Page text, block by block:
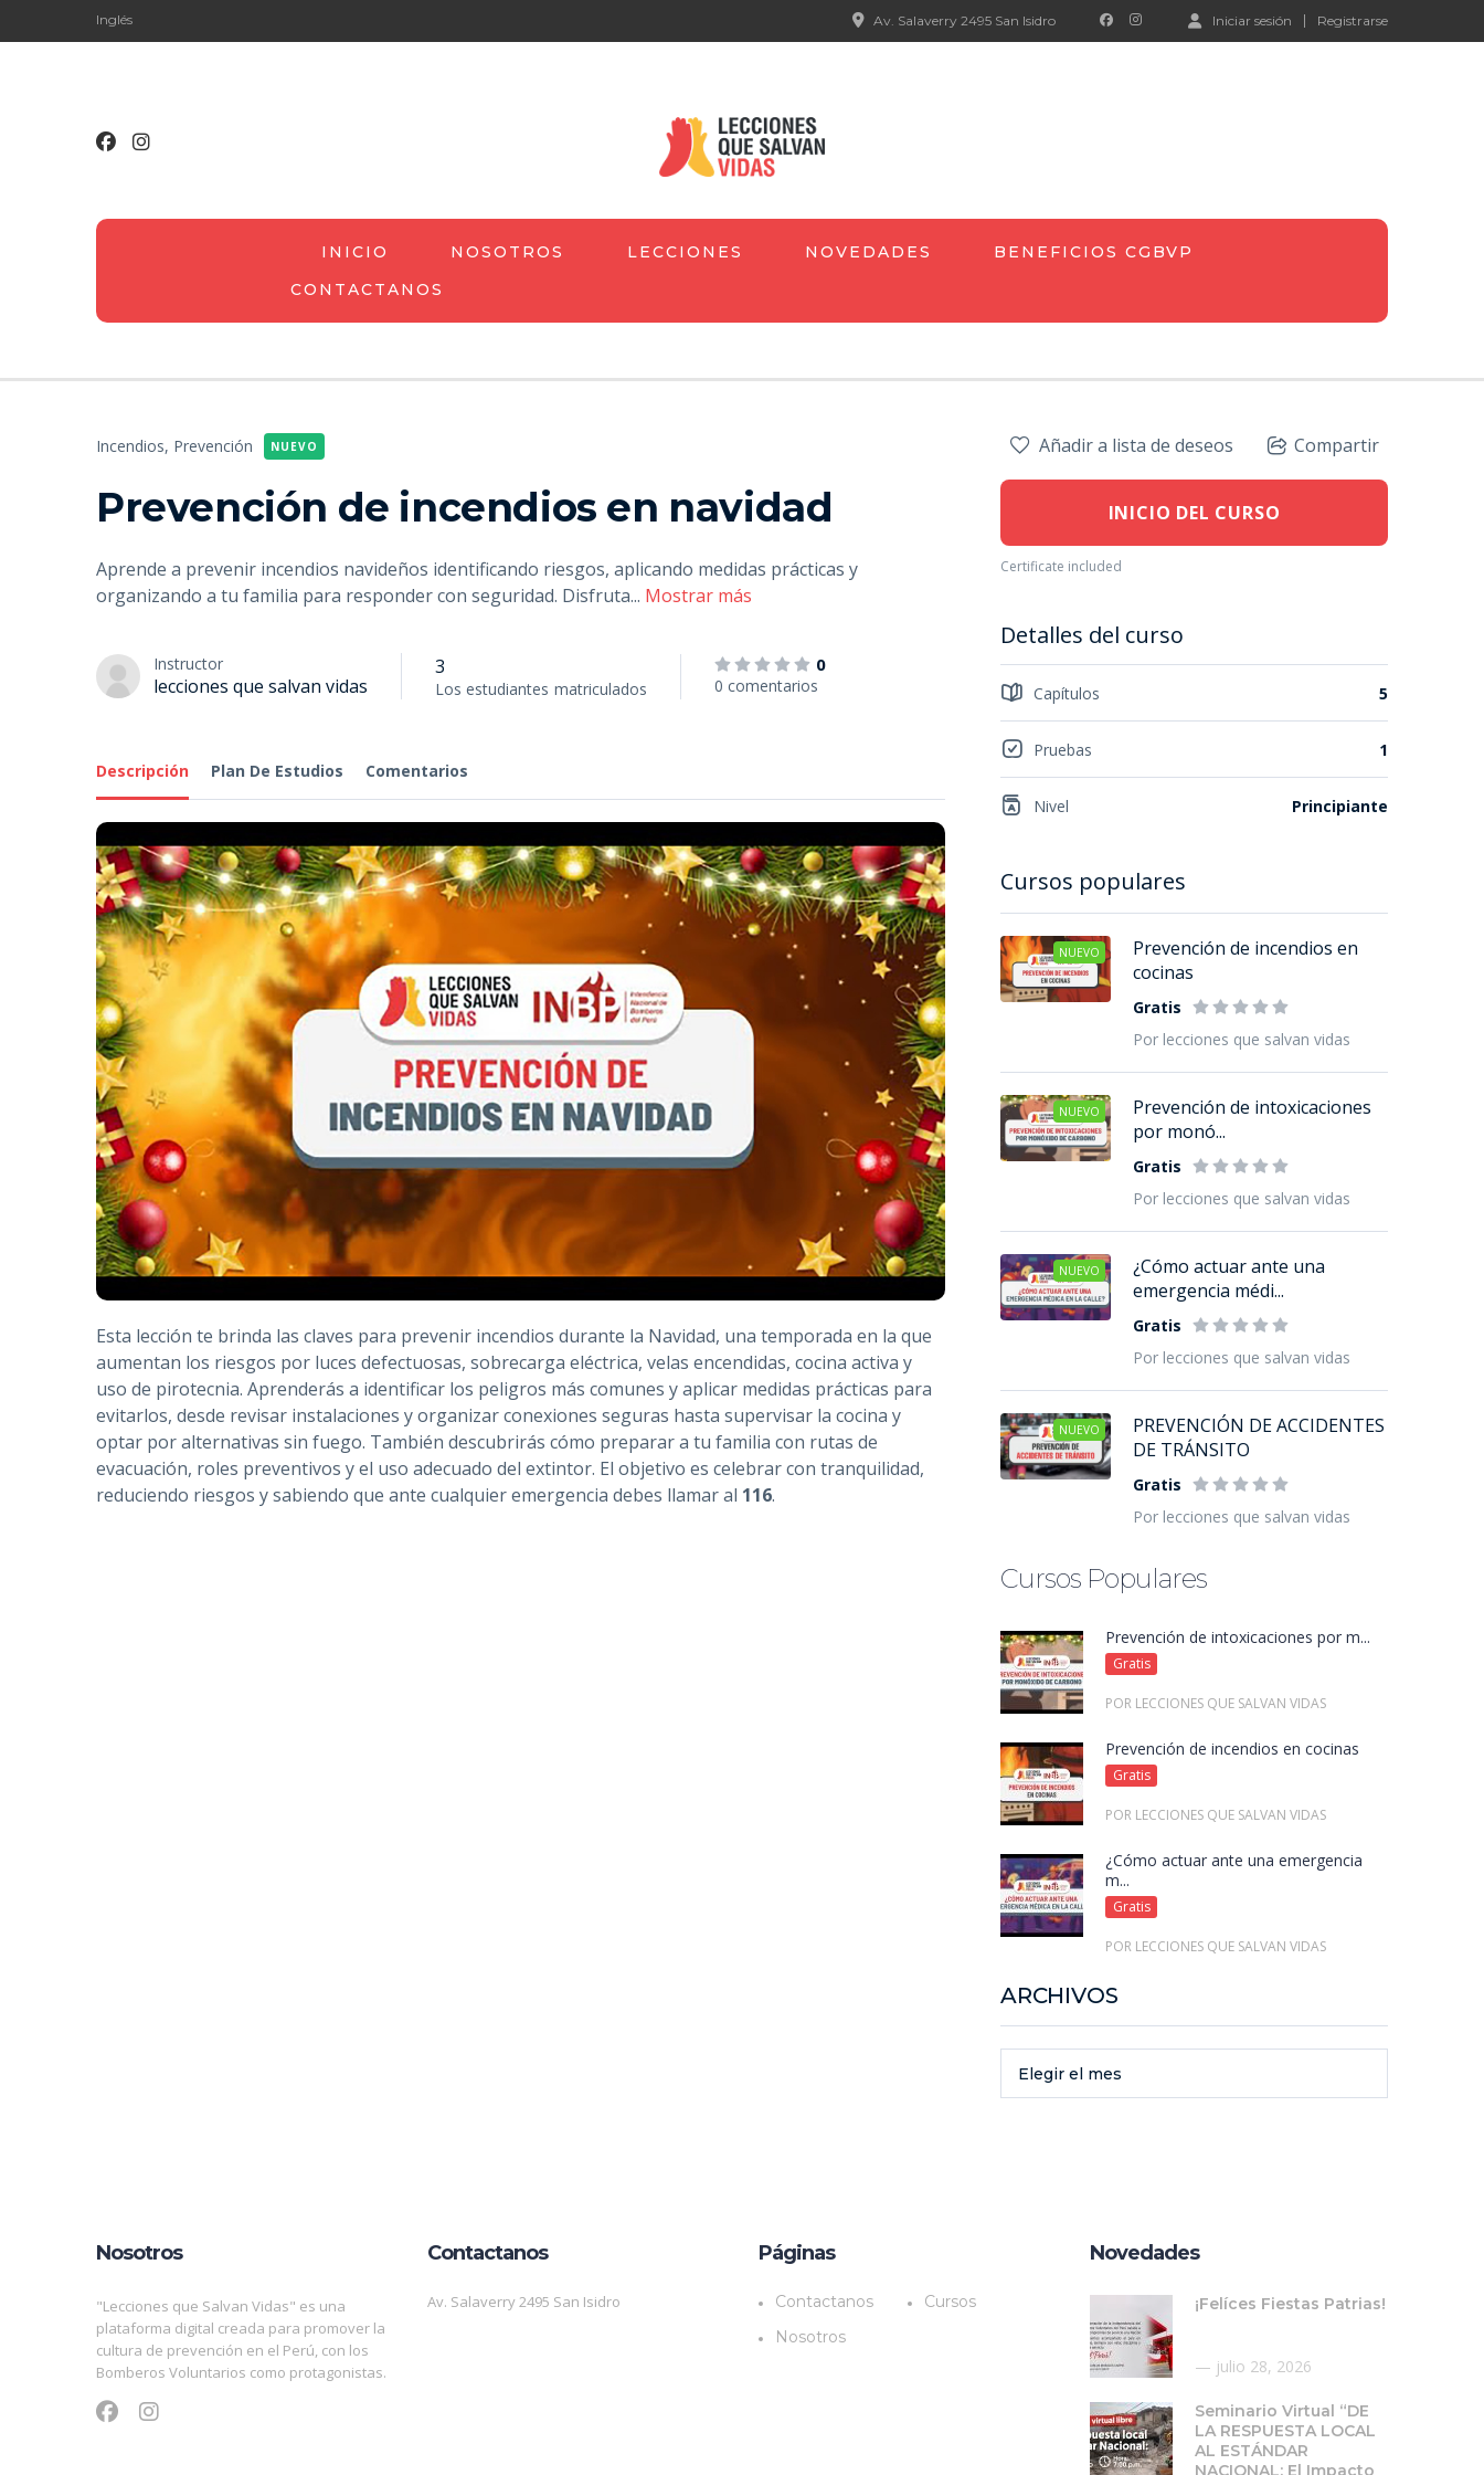
Inglés Iniciar sesión Registrarse
Av. Salaverry 2495 San Isidro
INICIO NOSOTROS LECCIONES NOVEDADES
BENEFICIOS CGBVP
CONTACTANOS
Incendios, Prevención NUEVO
Prevención de incendios en navidad
Aprende a prevenir incendios navideños identificando riesgos, aplicando medidas prácticas y
organizando a tu familia para responder con seguridad. Disfruta... Mostrar más
Instructor
lecciones que salvan vidas
3
Los estudiantes matriculados
0
0 comentarios
Descripción Plan De Estudios Comentarios
Esta lección te brinda las claves para prevenir incendios durante la Navidad, una temporada en la que
aumentan los riesgos por luces defectuosas, sobrecarga eléctrica, velas encendidas, cocina activa y
uso de pirotecnia. Aprenderás a identificar los peligros más comunes y aplicar medidas prácticas para
evitarlos, desde revisar instalaciones y organizar conexiones seguras hasta supervisar la cocina y
optar por alternativas sin fuego. También descubrirás cómo preparar a tu familia con rutas de
evacuación, roles preventivos y el uso adecuado del extintor. El objetivo es celebrar con tranquilidad,
reduciendo riesgos y sabiendo que ante cualquier emergencia debes llamar al 116.
Añadir a lista de deseos Compartir
INICIO DEL CURSO
Certificate included
Detalles del curso
Capítulos 5
Pruebas 1
Nivel Principiante
Cursos populares
NUEVO
Prevención de incendios en
cocinas
Gratis
Por lecciones que salvan vidas
NUEVO
Prevención de intoxicaciones
por monó...
Gratis
Por lecciones que salvan vidas
NUEVO
¿Cómo actuar ante una
emergencia médi...
Gratis
Por lecciones que salvan vidas
NUEVO
PREVENCIÓN DE ACCIDENTES
DE TRÁNSITO
Gratis
Por lecciones que salvan vidas
Cursos Populares
Prevención de intoxicaciones por m...
Gratis
POR LECCIONES QUE SALVAN VIDAS
Prevención de incendios en cocinas
Gratis
POR LECCIONES QUE SALVAN VIDAS
¿Cómo actuar ante una emergencia
m...
Gratis
POR LECCIONES QUE SALVAN VIDAS
ARCHIVOS
Elegir el mes
Nosotros
"Lecciones que Salvan Vidas" es una
plataforma digital creada para promover la
cultura de prevención en el Perú, con los
Bomberos Voluntarios como protagonistas.
Contactanos
Av. Salaverry 2495 San Isidro
Páginas
Contactanos
Cursos
Nosotros
Novedades
¡Felíces Fiestas Patrias!
julio 28, 2026
Seminario Virtual “DE
LA RESPUESTA LOCAL
AL ESTÁNDAR
NACIONAL: El Impacto